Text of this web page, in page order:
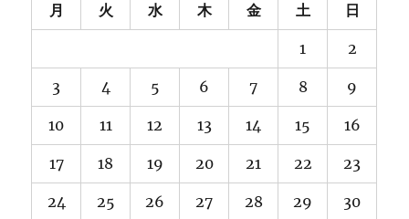
月 火 水 木 金 土 日
1 2
3 4 5 6 7 8 9
10 11 12 13 14 15 16
17 18 19 20 21 22 23
24 25 26 27 28 29 30